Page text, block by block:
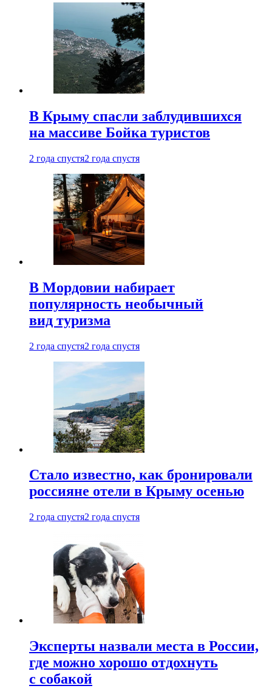
В Крыму спасли заблудившихся
на массиве Бойка туристов
2 года спустя2 года спустя
В Мордовии набирает
популярность необычный
вид туризма
2 года спустя2 года спустя
Стало известно, как бронировали
россияне отели в Крыму осенью
2 года спустя2 года спустя
Эксперты назвали места в России,
где можно хорошо отдохнуть
с собакой